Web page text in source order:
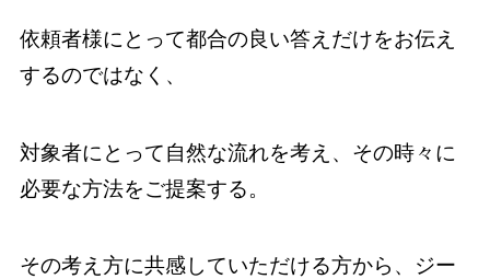
依頼者様にとって都合の良い答えだけをお伝え
するのではなく、
対象者にとって自然な流れを考え、その時々に
必要な方法をご提案する。
その考え方に共感していただける方から、ジー